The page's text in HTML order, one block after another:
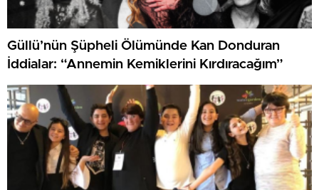
Güllü’nün Şüpheli Ölümünde Kan Donduran
İddialar: “Annemin Kemiklerini Kırdıracağım”